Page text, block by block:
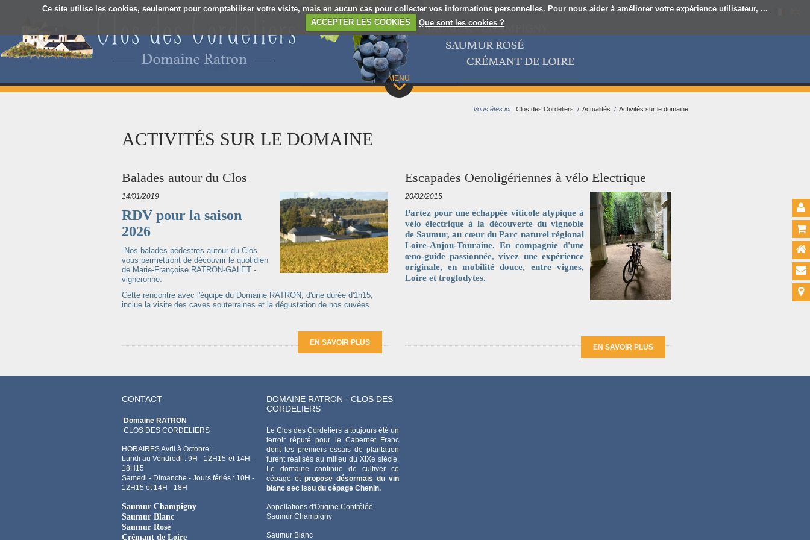
Ce site utilise les cookies, seulement pour comptabiliser votre visite, mais en aucun cas pour collecter vos informations personnelles. Pour nous aider à améliorer votre expérience utilisateur, ...
ACCEPTER LES COOKIES
Que sont les cookies ?
MENU
Vous êtes ici : Clos des Cordeliers / Actualités / Activités sur le domaine
ACTIVITÉS SUR LE DOMAINE
Balades autour du Clos
14/01/2019
RDV pour la saison
2026
Nos balades pédestres autour du Clos
vous permettront de découvrir le quotidien
de Marie-Françoise RATRON-GALET -
vigneronne.
Cette rencontre avec l'équipe du Domaine RATRON, d'une durée d'1h15,
inclue la visite des caves souterraines et la dégustation de nos cuvées.
EN SAVOIR PLUS
Escapades Oenoligériennes à vélo Electrique
20/02/2015
Partez pour une échappée viticole atypique à
vélo électrique à la découverte du vignoble
de Saumur, au cœur du Parc naturel régional
Loire-Anjou-Touraine. En compagnie d'une
œno-guide passionnée, vivez une expérience
originale, en mobilité douce, entre vignes,
Loire et troglodytes.
EN SAVOIR PLUS
CONTACT
Domaine RATRON
CLOS DES CORDELIERS
HORAIRES Avril à Octobre :
Lundi au Vendredi : 9H - 12H15 et 14H -
18H15
Samedi - Dimanche - Jours fériés : 10H -
12H15 et 14H - 18H
Saumur Champigny
Saumur Blanc
Saumur Rosé
Crémant de Loire
DOMAINE RATRON - CLOS DES
CORDELIERS
Le Clos des Cordeliers a toujours été un
terroir réputé pour le Cabernet Franc
dont les premiers essais de plantation
furent réalisés au milieu du XIXe siècle.
Le domaine continue de cultiver ce
cépage et propose désormais du vin
blanc sec issu du cépage Chenin.
Appellations d'Origine Contrôlée
Saumur Champigny
Saumur Blanc